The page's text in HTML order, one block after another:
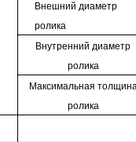
Внешний диаметр
ролика
Внутренний диаметр
ролика
Максимальная
ролика